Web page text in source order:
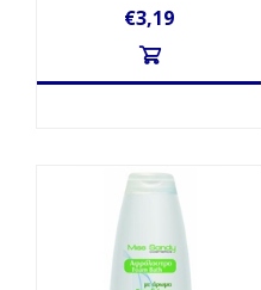
€3,19